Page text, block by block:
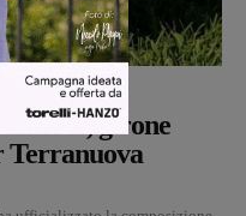
2026
girone
Terranuova